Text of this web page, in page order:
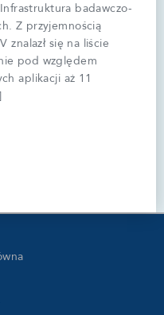
badawczo-
Z przyjemnością
znalazł się na liście
pod względem
aplikacji aż 11